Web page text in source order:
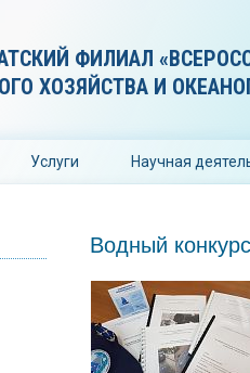
ФИЛИАЛ
ХОЗЯЙСТВА И
Услуги Научная
Водный конкурс